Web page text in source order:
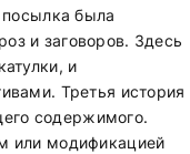
посылка была
и заговоров. Здесь
и
Третья история
содержимого.
или модификацией